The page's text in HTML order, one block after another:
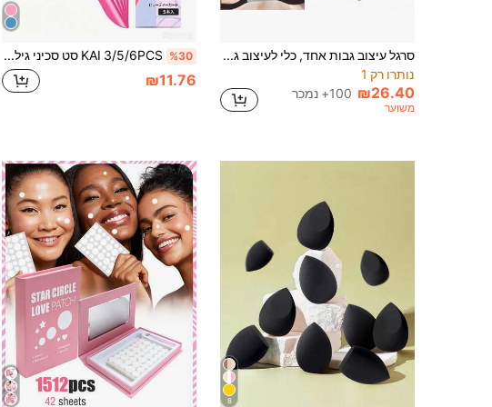
סרגל עיצוב גבות אחד, כלי לעיצוב גבות, סרגל סימטרי למיקום גבות [מתאים לשימוש אישי, מכון יופי, מתנות]
נותרו רק 1
₪26.40 100+ נמכר
משוער
%30 KAI 3/5/6PCS סט סכיני גילוח לגבות מפלדת אל-חלד, מכשיר לסידור גבות ומסיר שיער פנים לנשים, להבים חדים ומדויקים עם/בלי מגן בטיחות, כלי איפור נייד לגבות, פנים ושיער פאץ', חפצי נסיעות, אביזרי טיפוח, רעיון למתנה
₪11.76
8